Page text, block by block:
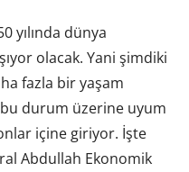
yılında dünya
olacak. Yani şimdiki
fazla bir yaşam
durum üzerine uyum
içine giriyor. İşte
Abdullah Ekonomik